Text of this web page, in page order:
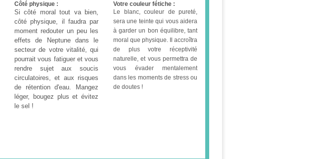
Côté physique :
Si côté moral tout va bien,
côté physique, il faudra par
moment redouter un peu les
effets de Neptune dans le
secteur de votre vitalité, qui
pourrait vous fatiguer et vous
rendre sujet aux soucis
circulatoires, et aux risques
de rétention d'eau. Mangez
léger, bougez plus et évitez
le sel !
Votre couleur fétiche :
Le blanc, couleur de pureté,
sera une teinte qui vous aidera
à garder un bon équilibre, tant
moral que physique. Il accroîtra
de plus votre réceptivité
naturelle, et vous permettra de
vous évader mentalement
dans les moments de stress ou
de doutes !